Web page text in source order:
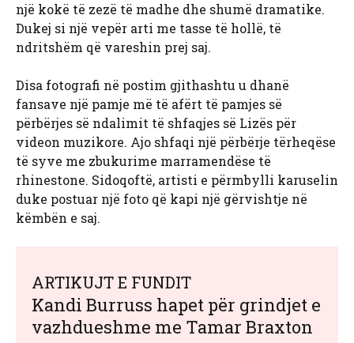
një kokë të zezë të madhe dhe shumë dramatike.
Dukej si një vepër arti me tasse të hollë, të
ndritshëm që vareshin prej saj.
Disa fotografi në postim gjithashtu u dhanë
fansave një pamje më të afërt të pamjes së
përbërjes së ndalimit të shfaqjes së Lizës për
videon muzikore. Ajo shfaqi një përbërje tërheqëse
të syve me zbukurime marramendëse të
rhinestone. Sidoqoftë, artisti e përmbylli karuselin
duke postuar një foto që kapi një gërvishtje në
këmbën e saj.
ARTIKUJT E FUNDIT
Kandi Burruss hapet për grindjet e
vazhdueshme me Tamar Braxton